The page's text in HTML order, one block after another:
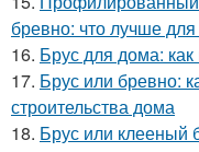
бревно: что лучше для
16. Брус для дома:
17. Брус или бревно:
строительства дома
18. Брус или клееный